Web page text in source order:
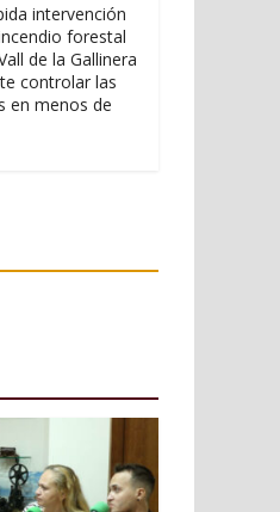
intervención
forestal
de la Gallinera
controlar las
en menos de